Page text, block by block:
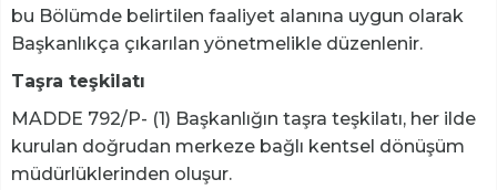
bu Bölümde belirtilen faaliyet alanına uygun olarak
Başkanlıkça çıkarılan yönetmelikle düzenlenir.
Taşra teşkilatı
MADDE 792/P- (1) Başkanlığın taşra teşkilatı, her ilde
kurulan doğrudan merkeze bağlı kentsel dönüşüm
müdürlüklerinden oluşur.